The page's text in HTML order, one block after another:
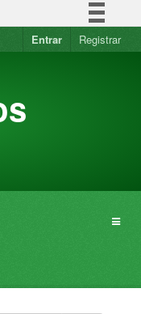
Simplifique!
à informação
Entrar Registrar